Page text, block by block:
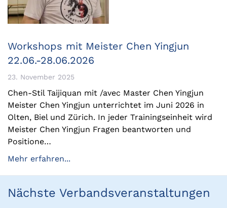
Workshops mit Meister Chen Yingjun
22.06.-28.06.2026
23. November 2025
Chen-Stil Taijiquan mit /avec Master Chen Yingjun
Meister Chen Yingjun unterrichtet im Juni 2026 in
Olten, Biel und Zürich. In jeder Trainingseinheit wird
Meister Chen Yingjun Fragen beantworten und
Positione…
Mehr erfahren...
Nächste Verbandsveranstaltungen